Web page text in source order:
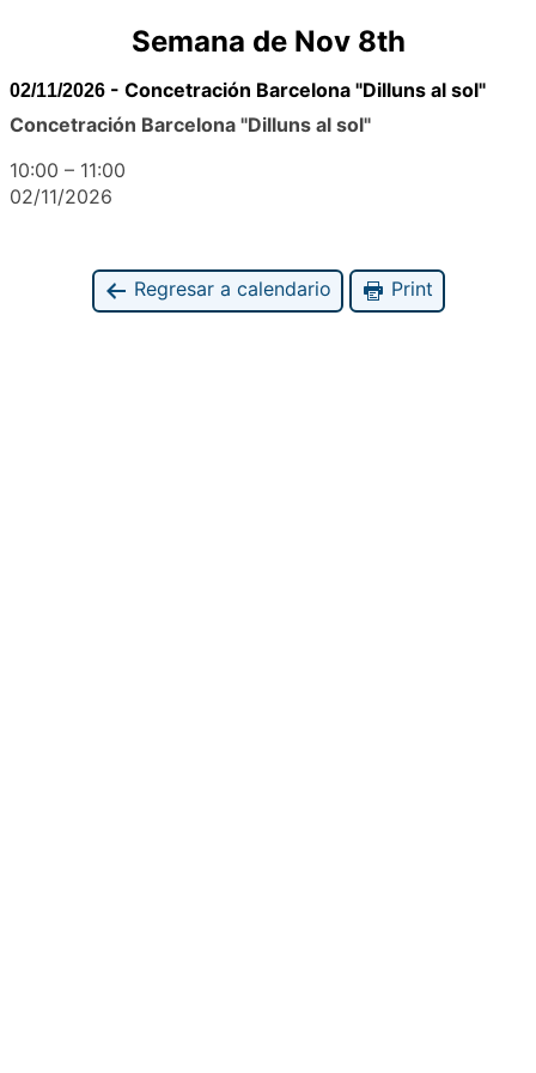
Semana de Nov 8th
02/11/2026 - Concetración Barcelona "Dilluns al sol"
Concetración Barcelona "Dilluns al sol"
10:00 – 11:00
02/11/2026
Regresar a calendario Print